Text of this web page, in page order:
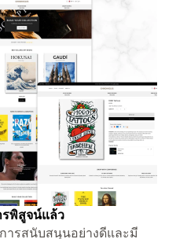
พิสูจน์แล้ว
ารสนับสนุนอย่างดีและมี